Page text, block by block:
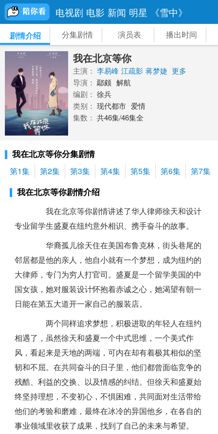
电视剧 电影 新闻 明星 《雪中》
剧情介绍 分集剧情 演员表 播出时间
我在北京等你
主演： 李易峰 江疏影 蒋梦婕 更多
导演： 鄢颇 解航
编剧： 徐兵
类别： 现代都市 爱情
集数： 共46集/46集全
我在北京等你分集剧情
第1集 第2集 第3集 第4集 第5集 第6集 第7集
我在北京等你剧情介绍
我在北京等你剧情讲述了华人律师徐天和设计
专业留学生盛夏在纽约意外相识、携手奋斗的故事。
华裔孤儿徐天住在美国布鲁克林，街头巷尾的
邻居都是他的亲人，他自小就有一个梦想，成为纽约的
大律师，专门为穷人打官司。盛夏是一个留学美国的中
国女孩，她对服装设计怀抱着赤诚之心，她渴望有朝一
日能在第五大道开一家自己的服装店。
两个同样追求梦想，积极进取的年轻人在纽约
相遇了，虽然徐天和盛夏一个中式思维，一个美式作
风，看起来是天地的两端，可内在却有着极其相似的坚
韧和不屈。在共同奋斗的日子里，他们都曾面临竞争的
残酷、利益的交换、以及情感的纠结。但徐天和盛夏始
终坚持理想，不变初心，不惧困难，共同面对生活带给
他们的考验和磨难，最终在冰冷的异国他乡，在各自的
事业领域里收获了成果，找到了自己的未来与希望。